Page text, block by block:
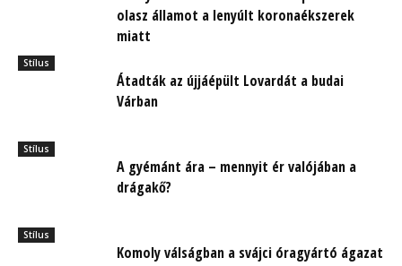
olasz államot a lenyúlt koronaékszerek
miatt
Stílus
Átadták az újjáépült Lovardát a budai
Várban
Stílus
A gyémánt ára – mennyit ér valójában a
drágakő?
Stílus
Komoly válságban a svájci óragyártó ágazat